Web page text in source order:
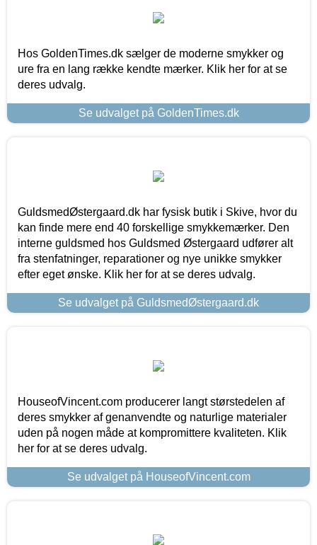
Hos GoldenTimes.dk sælger de moderne smykker og
ure fra en lang række kendte mærker. Klik her for at se
deres udvalg.
Se udvalget på GoldenTimes.dk
GuldsmedØstergaard.dk har fysisk butik i Skive, hvor du
kan finde mere end 40 forskellige smykkemærker. Den
interne guldsmed hos Guldsmed Østergaard udfører alt
fra stenfatninger, reparationer og nye unikke smykker
efter eget ønske. Klik her for at se deres udvalg.
Se udvalget på GuldsmedØstergaard.dk
HouseofVincent.com producerer langt størstedelen af
deres smykker af genanvendte og naturlige materialer
uden på nogen måde at kompromittere kvaliteten. Klik
her for at se deres udvalg.
Se udvalget på HouseofVincent.com